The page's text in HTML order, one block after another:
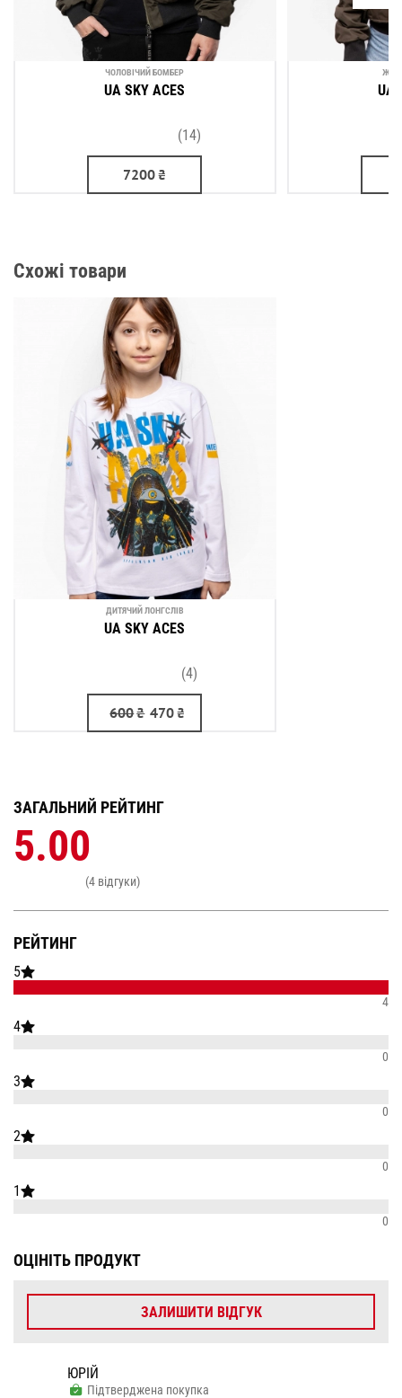
ЧОЛОВІЧИЙ БОМБЕР
UA SKY ACES
(14)
7200₴
UA
Схожі товари
ДИТЯЧИЙ ЛОНГСЛІВ
UA SKY ACES
(4)
600₴ 470₴
РЕЙТИНГ
5
4
4
0
3
0
2
0
1
0
ЗАГАЛЬНИЙ РЕЙТИНГ
5.00
(4 відгуки)
ОЦІНІТЬ ПРОДУКТ
ЗАЛИШИТИ ВІДГУК
ЮРІЙ
Підтверджена покупка